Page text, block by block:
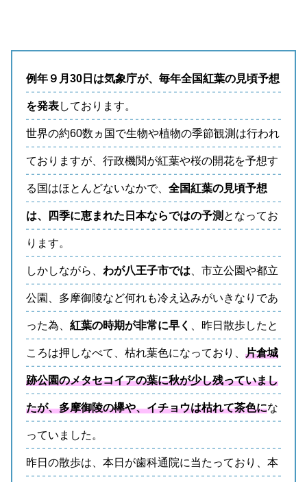
例年９月30日は気象庁が、毎年全国紅葉の見頃予想
を発表しております。
世界の約60数ヵ国で生物や植物の季節観測は行われ
ておりますが、行政機関が紅葉や桜の開花を予想す
る国はほとんどないなかで、 全国紅葉の見頃予想
は、四季に恵まれた日本ならではの予測 となってお
ります。
しかしながら、 わが八王子市では 、市立公園や都立
公園、多摩御陵など何れも冷え込みがいきなりであ
った為、 紅葉の時期が非常に早く 、昨日散歩したと
ころは押しなべて、枯れ葉色になっており、 片倉城
跡公園のメタセコイアの葉に秋が少し残っていまし
たが、多摩御陵の欅や、イチョウは枯れて茶色にな
っていました。
昨日の散歩は、本日が歯科通院に当たっており、本